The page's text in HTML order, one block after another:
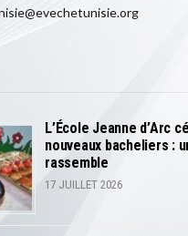
L’École Jeanne d’Arc
nouveaux bacheliers :
rassemble
17 JUILLET 2026